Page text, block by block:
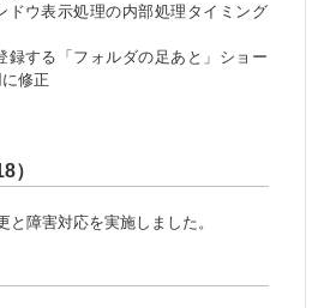
ドウ表示処理の内部処理タイミング
録する「フォルダの足あと」ショー
修正
）
障害対応を実施しました。